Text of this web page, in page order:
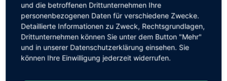
Share Article
und die betroffenen Drittunternehmen Ihre
personenbezogenen Daten für verschiedene Zwecke.
Detaillierte Informationen zu Zweck, Rechtsgrundlagen,
Drittunternehmen können Sie unter dem Button "Mehr"
und in unserer Datenschutzerklärung einsehen. Sie
können Ihre Einwilligung jederzeit widerrufen.